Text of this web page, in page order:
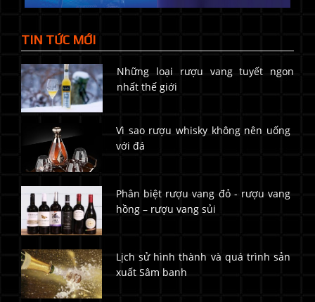
TIN TỨC MỚI
Những loại rượu vang tuyết ngon
nhất thế giới
Vì sao rượu whisky không nên uống
với đá
Phân biệt rượu vang đỏ - rượu vang
hồng – rượu vang sủi
Lịch sử hình thành và quá trình sản
xuất Sâm banh